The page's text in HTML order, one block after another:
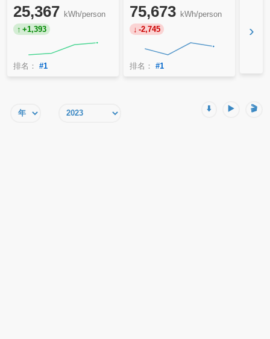
25,367 kWh/person
+1,393
排名： #1
75,673 kWh/person
-2,745
排名： #1
›
⬇️ ▶️ 🎬